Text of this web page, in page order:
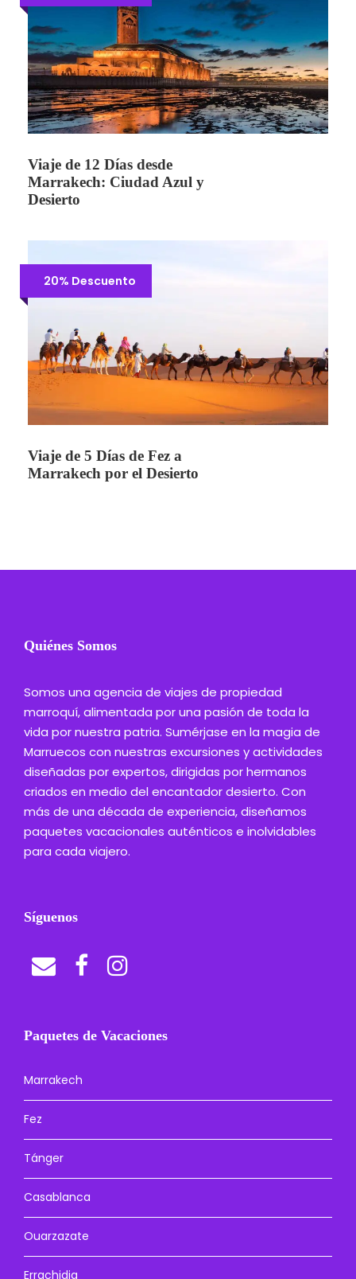
Viaje de 12 Días desde
Marrakech: Ciudad Azul y
Desierto
20% Descuento
Viaje de 5 Días de Fez a
Marrakech por el Desierto
Quiénes Somos
Somos una agencia de viajes de propiedad
marroquí, alimentada por una pasión de toda la
vida por nuestra patria. Sumérjase en la magia de
Marruecos con nuestras excursiones y actividades
diseñadas por expertos, dirigidas por hermanos
criados en medio del encantador desierto. Con
más de una década de experiencia, diseñamos
paquetes vacacionales auténticos e inolvidables
para cada viajero.
Síguenos
Paquetes de Vacaciones
Marrakech
Fez
Tánger
Casablanca
Ouarzazate
Errachidia